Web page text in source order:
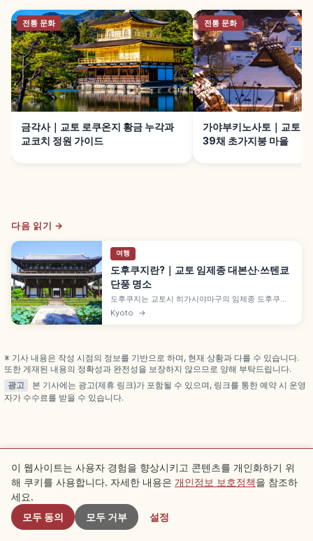
전통 문화
금각사｜교토 로쿠온지 황금 누각과
교코치 정원 가이드
전통 문화
가야부키노사토｜교토
39채 초가지붕 마을
다음 읽기 →
여행
도후쿠지란?｜교토 임제종 대본산·쓰텐쿄
단풍 명소
도후쿠지는 교토시 히가시야마구의 임제종 도후쿠지
파 대본산으로, 1236년 섭정 구조 미치이에가 창건했
습니다. 단풍 명소 쓰텐쿄와 호조 정원(시게모리 미레
Kyoto →
※ 기사 내용은 작성 시점의 정보를 기반으로 하며, 현재 상황과 다를 수 있습니다.
또한 게재된 내용의 정확성과 완전성을 보장하지 않으므로 양해 부탁드립니다.
광고
본 기사에는 광고(제휴 링크)가 포함될 수 있으며, 링크를 통한 예약 시 운영
자가 수수료를 받을 수 있습니다.
관련 기사
같은 카테고리의 추천 기사를 확인해 보세요
근처 스팟
이 웹사이트는 사용자 경험을 향상시키고 콘텐츠를 개인화하기 위
해 쿠키를 사용합니다. 자세한 내용은 개인정보 보호정책을 참조하
세요.
모두 동의
모두 거부 설정